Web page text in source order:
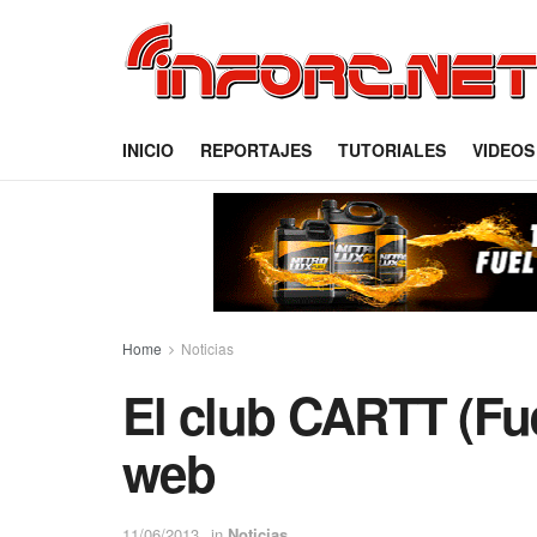
INICIO REPORTAJES TUTORIALES VIDEOS
Home Noticias
El club CARTT
web